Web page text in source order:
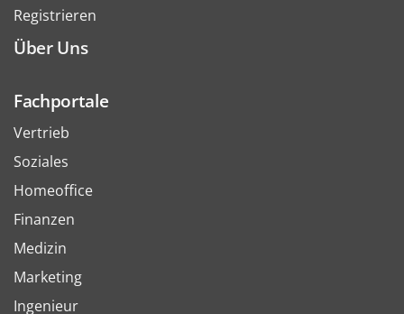
Registrieren
Über Uns
Fachportale
Vertrieb
Soziales
Homeoffice
Finanzen
Medizin
Marketing
Ingenieur